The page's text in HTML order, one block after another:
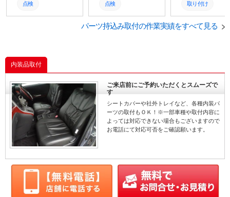
点検
整備
修理
交換
ブレーキパッド
ロアーアーム
CTS
キャデラック
点検
取り付け
修理
交換
リフトアップ
ハイラックス
取り付け
修理
交換
レーダー
ドラレコ
テレビキット
DS7
パーツ持込み取付の作業実績をすべて見る
内装品取付
ご来店前にご予約いただくとスムーズで
す
シートカバーや社外トレイなど、各種内装パ
ーツの取付もＯＫ！※一部車種や取付内容に
よっては対応できない場合もございますので
お電話にて対応可否をご確認願います。